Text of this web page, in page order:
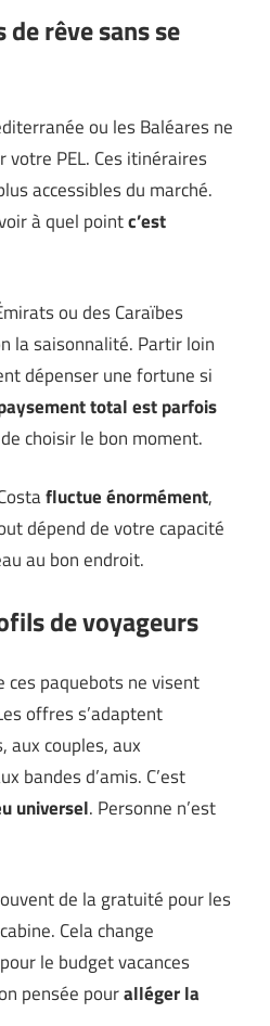
rêve sans se
ou les Baléares ne
votre PEL. Ces itinéraires
accessibles du marché.
à quel pointc’est
ou des Caraïbes
la saisonnalité. Partir loin
dépenser une fortune si
total est parfois
choisir le bon moment.
fluctue énormément,
dépend de votre capacité
au bon endroit.
de voyageurs
ces paquebots ne visent
offres s’adaptent
aux couples, aux
bandes d’amis. C’est
universel. Personne n’est
de la gratuité pour les
Cela change
le budget vacances
pensée pouralléger la